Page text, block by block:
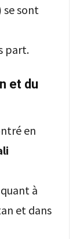
se sont
part.
et du
en
à
et dans